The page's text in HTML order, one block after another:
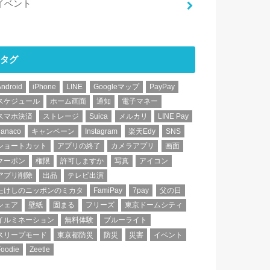
ベント
タグ
iPhone LINE Googleマップ
PayPay
ケジュール
ホーム画面 通知
電子マネー
マホ決済
ストレージ Suica メルカリ
LINE Pay
キャンペーン Instagram 楽天Edy
SNS
ョートカット
アプリの終了 カメラアプリ
画面
ーポン
権限 許可しますか 写真
アイコン
プリ削除
出品
テレビ出演
けしのニッポンのミカタ
FamiPay 7pay
父の日
ェア
壁紙 固まる フリーズ
東京ドームシティ
ルミネーション
無料体験
ブルーライト
リープモード
東京都防災 防災 災害
イベント
Zeetle